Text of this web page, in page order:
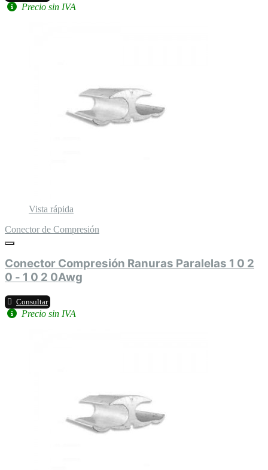
Precio sin IVA
Vista rápida
Conector de Compresión
Conector Compresión Ranuras Paralelas 1 0 2
0 - 1 0 2 0Awg
Consultar
Precio sin IVA